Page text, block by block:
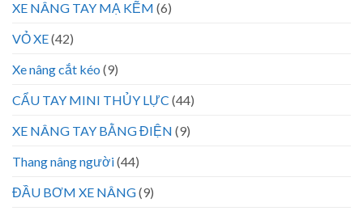
XE NÂNG TAY MẠ KẼM (6)
VỎ XE(42)
Xe nâng cắt kéo (9)
CẨU TAY MINI THỦY LỰC (44)
XE NÂNG TAY BẰNG ĐIỆN (9)
Thang nâng người(44)
ĐẦU BƠM XE NÂNG(9)